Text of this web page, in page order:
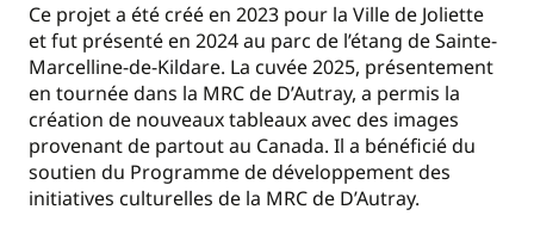
Ce projet a été créé en 2023 pour la Ville de Joliette
et fut présenté en 2024 au parc de l’étang de Sainte-
Marcelline-de-Kildare. La cuvée 2025, présentement
en tournée dans la MRC de D’Autray, a permis la
création de nouveaux tableaux avec des images
provenant de partout au Canada. Il a bénéficié du
soutien du Programme de développement des
initiatives culturelles de la MRC de D’Autray.